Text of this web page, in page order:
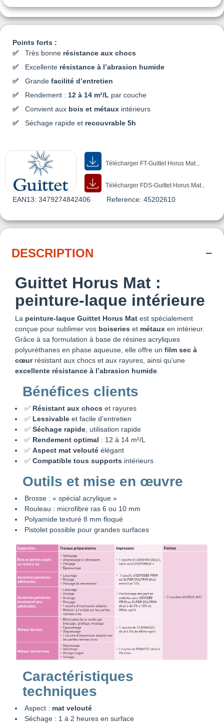
Points forts :
Très bonne résistance aux chocs
Excellente résistance à l’abrasion humide
Grande facilité d’entretien
Rendement : 12 à 14 m²/L par couche
Convient aux bois et métaux intérieurs
Séchage rapide et recouvrable 5h
Télécharger FT-Guittet Horus Mat...
Télécharger FDS-Guittet Horus Mat...
EAN13: 3479274842406 Reference: 45202610
DESCRIPTION
Guittet Horus Mat :
peinture-laque intérieure
La peinture-laque Guittet Horus Mat est spécialement
conçue pour sublimer vos boiseries et métaux en intérieur.
Grâce à sa formulation à base de résines acryliques
polyuréthanes en phase aqueuse, elle offre un film sec à
cœurrésistant aux chocs et aux rayures, ainsi qu’une
excellente résistance à l’abrasion humide
Bénéfices clients
✅ Résistant aux chocs et rayures
✅ Lessivable et facile d’entretien
✅ Séchage rapide , utilisation rapide
✅ Rendement optimal : 12 à 14 m²/L
✅ Aspect mat velouté élégant
✅ Compatible tous supports intérieurs
Outils et mise en œuvre
Brosse : « spécial acrylique »
Rouleau : microfibre ras 6 ou 10 mm
Polyamide texturé 8 mm floqué
Pistolet possible pour grandes surfaces
Caractéristiques
techniques
Aspect : mat velouté
Séchage : 1 à 2 heures en surface